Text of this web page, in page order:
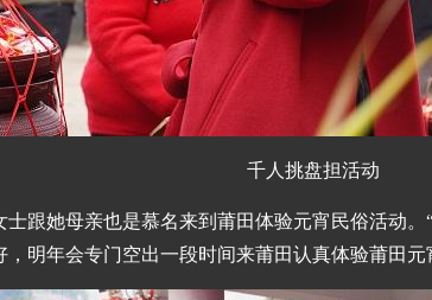
千人挑盘担活动
士跟她母亲也是慕名来到莆田体验元宵民俗活动
明年会专门空出一段时间来莆田认真体验莆田元